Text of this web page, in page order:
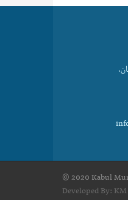
© 2020 Kabul
Developed By: